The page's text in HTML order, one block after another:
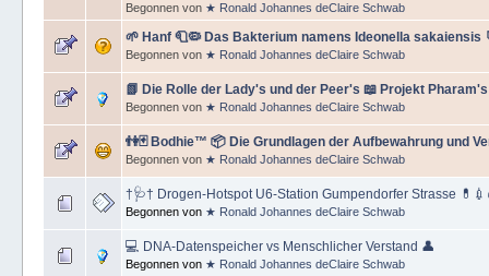
Begonnen von ★ Ronald Johannes deClaire Schwab
🌱 Hanf 🧻🦠 Das Bakterium namens Ideonella sakaiensis
Begonnen von ★ Ronald Johannes deClaire Schwab
📗 Die Rolle der Lady's und der Peer's 📖 Projekt
Begonnen von ★ Ronald Johannes deClaire Schwab
👫🃏 Bodhie™ 📦 Die Grundlagen der Aufbewahrung und
Begonnen von ★ Ronald Johannes deClaire Schwab
†🩺† Drogen-Hotspot U6-Station Gumpendorfer Strasse
Begonnen von ★ Ronald Johannes deClaire Schwab
💻 DNA-Datenspeicher vs Menschlicher Verstand 👤
Begonnen von ★ Ronald Johannes deClaire Schwab